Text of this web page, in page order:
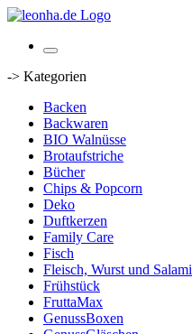
-> Kategorien
Backen
Backwaren
BIO Walnüsse
Brotaufstriche
Bücher
Chips & Popcorn
Deko
Duftkerzen
Family Care
Fisch
Fleisch, Wurst und Salami
Frühstück
FruttaMax
GenussBoxen